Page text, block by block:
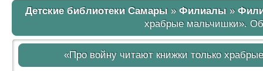
Детские библиотеки Самары» Филиалы»
храбрые мальчишки».
«Про войну читают книжки только